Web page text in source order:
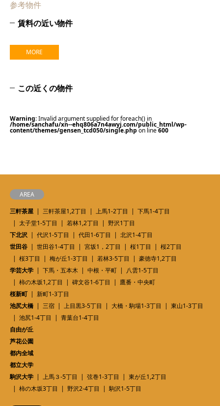
参考物件
賃料の近い物件
MORE
この近くの物件
Warning: Invalid argument supplied for foreach() in
/home/sanchafu/xn--ehq806a7n4awyj.com/public_html/wp-
content/themes/gensen_tcd050/single.php on line600
AREA
三軒茶屋
三軒茶屋1,2丁目 上馬1-2丁目
下馬1-4丁目
太子堂1-5丁目
若林1,2丁目
野沢1丁目
下北沢
代沢1-5丁目 代田1-6丁目
北沢1-4丁目
世田谷
世田谷1-4丁目 宮坂1，2丁目 桜1丁目
桜2丁目
桜3丁目
梅が丘1-3丁目 若林3-5丁目
豪徳寺1,2丁目
学芸大学
下馬・五本木 中根・平町
八雲1-5丁目
柿の木坂1,2丁目
碑文谷1-6丁目
鷹番・中央町
桜新町
新町1-3丁目
池尻大橋
三宿 上目黒3-5丁目 大橋・駒場1-3丁目
東山1-3丁目
池尻1-4丁目
青葉台1-4丁目
自由が丘
芦花公園
都内全域
都立大学
駒沢大学
上馬３-5丁目 弦巻1-3丁目
東が丘1,2丁目
柿の木坂3丁目
野沢2-4丁目 駒沢1-5丁目